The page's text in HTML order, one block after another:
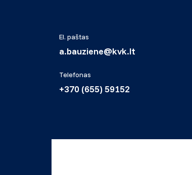
El. paštas
a.bauziene@kvk.lt
Telefonas
+370 (655) 59152